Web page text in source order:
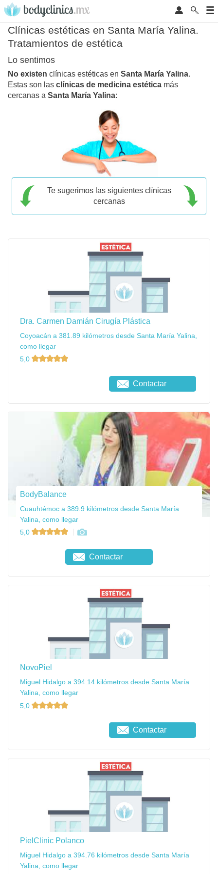
Clínicas estéticas en Santa María Yalina.
Tratamientos de estética
Lo sentimos
No existen clínicas estéticas en Santa María Yalina.
Estas son las clínicas de medicina estética más
cercanas a Santa María Yalina:
Te sugerimos las siguientes clínicas
cercanas
Dra. Carmen Damián Cirugía Plástica
Coyoacán a 381.89 kilómetros desde Santa María Yalina,
como llegar
5,0
Contactar
BodyBalance
Cuauhtémoc a 389.9 kilómetros desde Santa María
Yalina, como llegar
5,0
Contactar
NovoPiel
Miguel Hidalgo a 394.14 kilómetros desde Santa María
Yalina, como llegar
5,0
Contactar
PielClinic Polanco
Miguel Hidalgo a 394.76 kilómetros desde Santa María
Yalina, como llegar